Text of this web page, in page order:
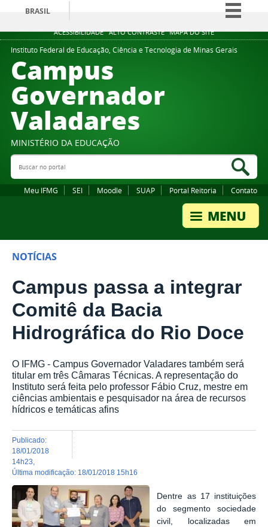
ACESSIBILIDADE ALTO CONTRASTE MAPA DO SITE
BRASIL
Simplifique!
Comunica BR
Instituto Federal de Educação, Ciência e Tecnologia de Minas Gerais
Campus
Governador
Valadares
MINISTÉRIO DA EDUCAÇÃO
Buscar no portal
Meu IFMG SEI Moodle SUAP Portal Reitoria Contato
NOTÍCIAS
Campus passa a integrar
Comitê da Bacia
Hidrográfica do Rio Doce
O IFMG - Campus Governador Valadares também será
titular em três Câmaras Técnicas. A representação do
Instituto será feita pelo professor Fábio Cruz, mestre em
ciências ambientais e pesquisador na área de recursos
hídricos e temáticas afins
publicado:
18/01/2018
14h23
última modificação: 18/01/2018 15h16
Dentre as 17 instituições
do segmento sociedade
civil, localizadas em